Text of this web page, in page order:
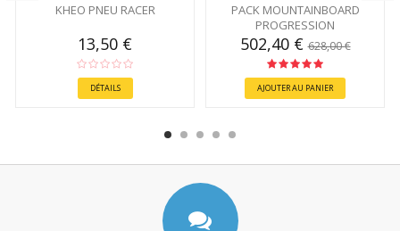
KHEO PNEU RACER
13,50 €
DÉTAILS
PACK MOUNTAINBOARD
PROGRESSION
502,40 €628,00 €
AJOUTER AU PANIER